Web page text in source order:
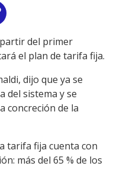
Linkdel primer
el plan de tarifa fija.
dijo que ya se
del sistema y se
concreción de la
tarifa fija cuenta con
más del 65 % de los